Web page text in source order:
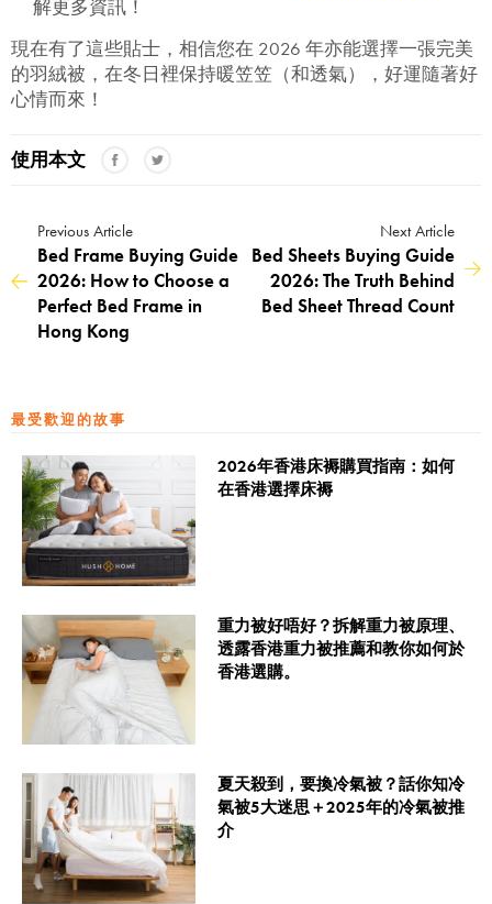
解更多資訊！
現在有了這些貼士，相信您在 2026 年亦能選擇一張完美
的羽絨被，在冬日裡保持暖笠笠（和透氣），好運隨著好
心情而來！
使用本文
Previous Article
Bed Frame Buying Guide
2026: How to Choose a
Perfect Bed Frame in
Hong Kong
Next Article
Bed Sheets Buying Guide
2026: The Truth Behind
Bed Sheet Thread Count
最受歡迎的故事
2026年香港床褥購買指南：如何
在香港選擇床褥
重力被好唔好？拆解重力被原理、
透露香港重力被推薦和教你如何於
香港選購。
夏天殺到，要換冷氣被？話你知冷
氣被5大迷思＋2025年的冷氣被推
介